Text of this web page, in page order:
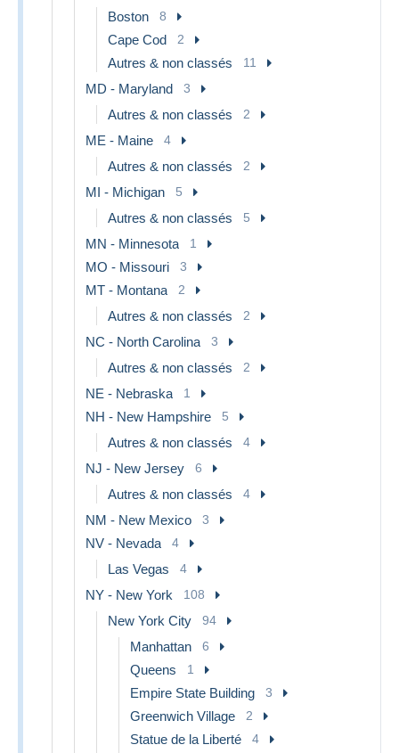
Boston 8
Cape Cod 2
Autres & non classés 11
MD - Maryland 3
Autres & non classés 2
ME - Maine 4
Autres & non classés 2
MI - Michigan 5
Autres & non classés 5
MN - Minnesota 1
MO - Missouri 3
MT - Montana 2
Autres & non classés 2
NC - North Carolina 3
Autres & non classés 2
NE - Nebraska 1
NH - New Hampshire 5
Autres & non classés 4
NJ - New Jersey 6
Autres & non classés 4
NM - New Mexico 3
NV - Nevada 4
Las Vegas 4
NY - New York 108
New York City 94
Manhattan 6
Queens 1
Empire State Building 3
Greenwich Village 2
Statue de la Liberté 4